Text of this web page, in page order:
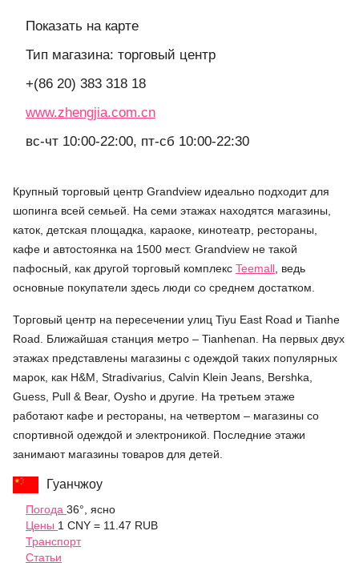
Показать на карте
Тип магазина: торговый центр
+(86 20) 383 318 18
www.zhengjia.com.cn
вс-чт 10:00-22:00, пт-сб 10:00-22:30
Крупный торговый центр Grandview идеально подходит для
шопинга всей семьей. На семи этажах находятся магазины,
каток, детская площадка, караоке, кинотеатр, рестораны,
кафе и автостоянка на 1500 мест. Grandview не такой
пафосный, как другой торговый комплекс Teemall , ведь
основные покупатели здесь люди со среднем достатком.
Торговый центр на пересечении улиц Tiyu East Road и Tianhe
Road. Ближайшая станция метро – Tianhenan. На первых двух
этажах представлены магазины с одеждой таких популярных
марок, как H&M, Stradivarius, Calvin Klein Jeans, Bershka,
Guess, Pull & Bear, Oysho и другие. На третьем этаже
работают кафе и рестораны, на четвертом – магазины со
спортивной одеждой и электроникой. Последние этажи
занимают магазины товаров для детей.
Гуанчжоу
Погода 36°, ясно
Цены 1 CNY = 11.47 RUB
Транспорт
Статьи